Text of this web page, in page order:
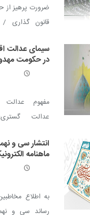
ضرورت پرهیز از
قانون
پرهیز از
مجلس
معیشت مردم،
مجلس /
جوانان در سایۀ
لزوم بررسی
نوین / مجلس و
سیمای عدالت
در حکومت
منظر معظم له
مفهوم عدالت
عدالت
عدالت
عمومی در
بشر پایان می
مردم برای
انتشار سی و
ماهنامه
- تحلیلی بلیغ
به اطلاع
رساند سی و